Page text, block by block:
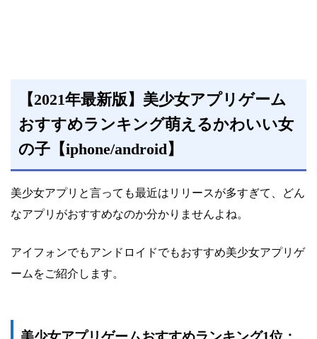
【2021年最新版】美少女アプリゲーム
おすすめランキング萌えるかわいい女
の子【iphone/android】
美少女アプリと言っても最近はリリースが多すぎて、どん
なアプリがおすすめなのか分かりませんよね。
アイフォンでもアンドロイドでもおすすめ美少女アプリゲ
ームをご紹介します。